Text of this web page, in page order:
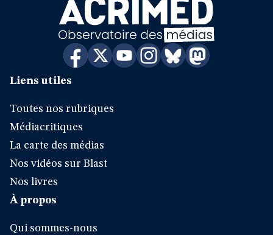
Liens utiles
Toutes nos rubriques
Médiacritiques
La carte des médias
Nos vidéos sur Blast
Nos livres
À propos
Qui sommes-nous